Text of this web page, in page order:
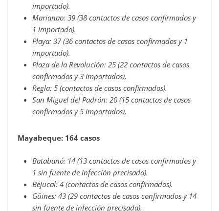
importado).
Marianao: 39 (38 contactos de casos confirmados y
1 importado).
Playa: 37 (36 contactos de casos confirmados y 1
importado).
Plaza de la Revolución: 25 (22 contactos de casos
confirmados y 3 importados).
Regla: 5 (contactos de casos confirmados).
San Miguel del Padrón: 20 (15 contactos de casos
confirmados y 5 importados).
Mayabeque: 164 casos
Batabanó: 14 (13 contactos de casos confirmados y
1 sin fuente de infección precisada).
Bejucal: 4 (contactos de casos confirmados).
Güines: 43 (29 contactos de casos confirmados y 14
sin fuente de infección precisada).